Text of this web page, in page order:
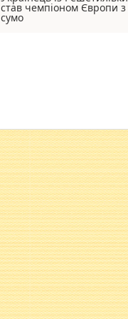
став чемпіоном Європи з
сумо